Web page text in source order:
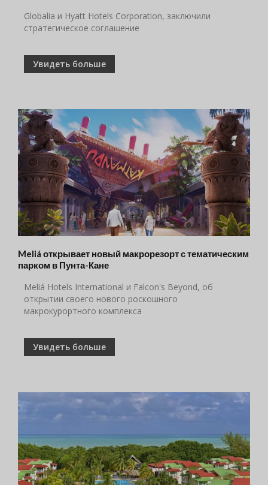
Globalia и Hyatt Hotels Corporation, заключили
стратегическое соглашение
Увидеть больше
Meliá открывает новый макрорезорт с тематическим
парком в Пунта-Кане
Meliá Hotels International и Falcon's Beyond, об
открытии своего нового роскошного
макрокурортного комплекса
Увидеть больше